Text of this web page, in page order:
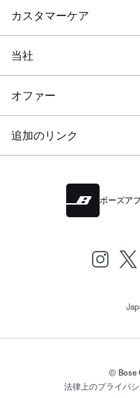
カスタマーケア
当社
オファー
追加のリンク
ボーズア
© Bose
法律上のプライバ